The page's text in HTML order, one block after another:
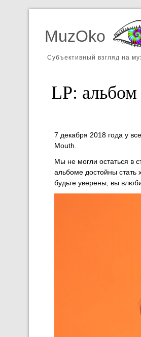
MuzOko
Субъективный взгляд на
LP:
7 декабря 2018 года у
Mouth.
Мы не могли остаться в
альбоме достойны стать
будьте уверены, вы